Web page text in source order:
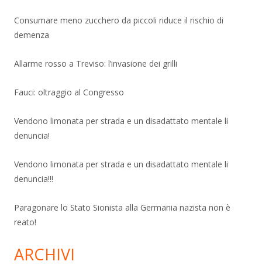
Consumare meno zucchero da piccoli riduce il rischio di
demenza
Allarme rosso a Treviso: l’invasione dei grilli
Fauci: oltraggio al Congresso
Vendono limonata per strada e un disadattato mentale li
denuncia!
Vendono limonata per strada e un disadattato mentale li
denuncia!!!
Paragonare lo Stato Sionista alla Germania nazista non è
reato!
ARCHIVI